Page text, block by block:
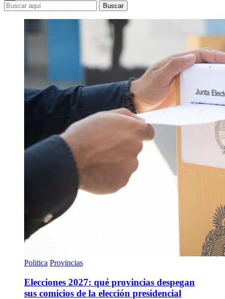
Buscar
Politica Provincias
Elecciones 2027: qué provincias despegan
sus comicios de la elección presidencial